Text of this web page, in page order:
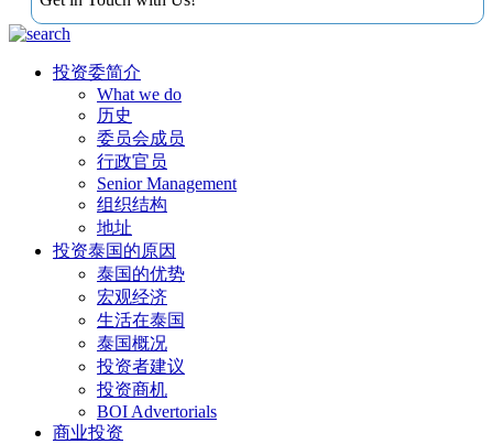
投资委简介
What we do
历史
委员会成员
行政官员
Senior Management
组织结构
地址
投资泰国的原因
泰国的优势
宏观经济
生活在泰国
泰国概况
投资者建议
投资商机
BOI Advertorials
商业投资